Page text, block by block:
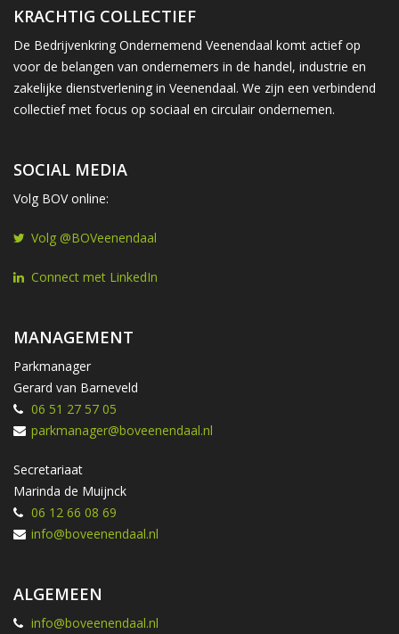
KRACHTIG COLLECTIEF
De Bedrijvenkring Ondernemend Veenendaal komt actief op
voor de belangen van ondernemers in de handel, industrie en
zakelijke dienstverlening in Veenendaal. We zijn een verbindend
collectief met focus op sociaal en circulair ondernemen.
SOCIAL MEDIA
Volg BOV online:
Volg @BOVeenendaal
Connect met LinkedIn
MANAGEMENT
Parkmanager
Gerard van Barneveld
06 51 27 57 05
parkmanager@boveenendaal.nl
Secretariaat
Marinda de Muijnck
06 12 66 08 69
info@boveenendaal.nl
ALGEMEEN
info@boveenendaal.nl